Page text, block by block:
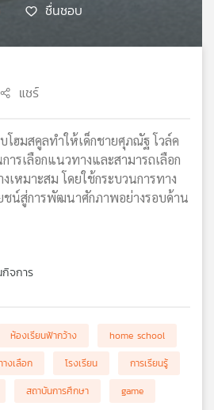
ชื่นชอบ
แชร์
โฮมสคูลทำให้เด็กชายศุภณัฐ โวล์ค
ารเลือกแนวทางและสามารถเลือก
เหมาะสม โดยใช้กระบวนการทาง
ชน์สู่การพัฒนาศักภาพอย่างรอบด้าน
จการ
ห้องเรียนฟ้ากว้าง
home school
งเลือก โรงเรียน
การเรียนรู้
สถาบันการศึกษา
game